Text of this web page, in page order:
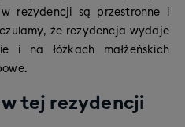
rezydencji są przestronne i
że rezydencja wydaje
i na łóżkach małżeńskich
w tej rezydencji